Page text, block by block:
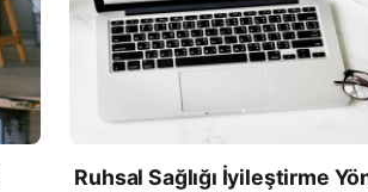
Ruhsal Sağlığı İyileştirme